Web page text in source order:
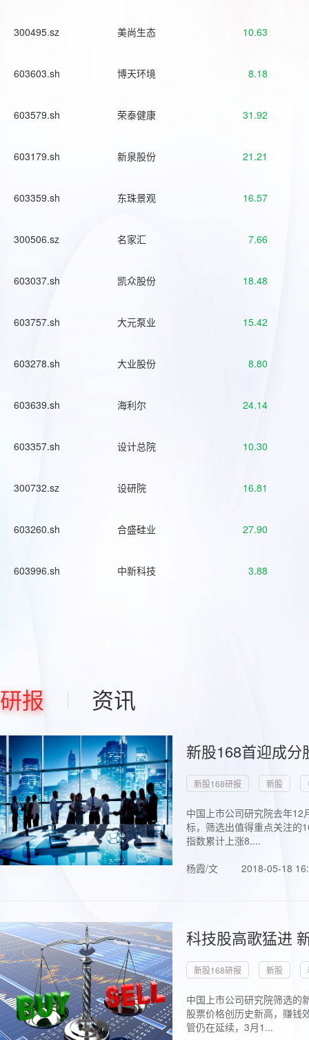
300495.sz 美尚生态 10.63
603603.sh 博天环境 8.18
603579.sh 荣泰健康 31.92
603179.sh 新泉股份 21.21
603359.sh 东珠景观 16.57
300506.sz 名家汇 7.66
603037.sh 凯众股份 18.48
603757.sh 大元泵业 15.42
603278.sh 大业股份 8.80
603639.sh 海利尔 24.14
603357.sh 设计总院 10.30
300732.sz 设研院 16.81
603260.sh 合盛硅业 27.90
603996.sh 中新科技 3.88
研报 资讯
新股168首迎成
新股168研报 新股
中国上市公司研究院去年
标，筛选出值得重点关注的
指数累计上涨8....
杨霞/文
2018-05-18
科技股高歌猛进
新股168研报 新股
中国上市公司研究院筛选的
股票价格创历史新高，赚钱
管仍在延续，3月1...